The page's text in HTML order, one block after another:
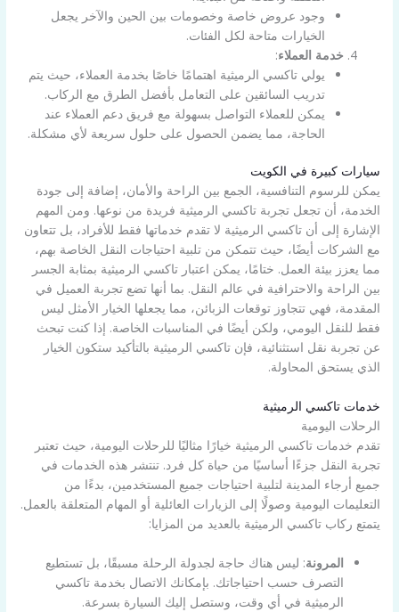
وجود عروض خاصة وخصومات بين الحين والآخر يجعل
الخيارات متاحة لكل الفئات.
خدمة العملاء:
يولي تاكسي الرميثية اهتمامًا خاصًا بخدمة العملاء، حيث يتم
تدريب السائقين على التعامل بأفضل الطرق مع الركاب.
يمكن للعملاء التواصل بسهولة مع فريق دعم العملاء عند
الحاجة، مما يضمن الحصول على حلول سريعة لأي مشكلة.
سيارات كبيرة في الكويت
يمكن للرسوم التنافسية، الجمع بين الراحة والأمان، إضافة إلى جودة
الخدمة، أن تجعل تجربة تاكسي الرميثية فريدة من نوعها. ومن المهم
الإشارة إلى أن تاكسي الرميثية لا تقدم خدماتها فقط للأفراد، بل تتعاون
مع الشركات أيضًا، حيث تتمكن من تلبية احتياجات النقل الخاصة بهم،
مما يعزز بيئة العمل. ختامًا، يمكن اعتبار تاكسي الرميثية بمثابة الجسر
بين الراحة والاحترافية في عالم النقل. بما أنها تضع تجربة العميل في
المقدمة، فهي تتجاوز توقعات الزبائن، مما يجعلها الخيار الأمثل ليس
فقط للنقل اليومي، ولكن أيضًا في المناسبات الخاصة. إذا كنت تبحث
عن تجربة نقل استثنائية، فإن تاكسي الرميثية بالتأكيد ستكون الخيار
الذي يستحق المحاولة.
خدمات تاكسي الرميثية
الرحلات اليومية
تقدم خدمات تاكسي الرميثية خيارًا مثاليًا للرحلات اليومية، حيث تعتبر
تجربة النقل جزءًا أساسيًا من حياة كل فرد. تنتشر هذه الخدمات في
جميع أرجاء المدينة لتلبية احتياجات جميع المستخدمين، بدءًا من
التعليمات اليومية وصولًا إلى الزيارات العائلية أو المهام المتعلقة بالعمل.
يتمتع ركاب تاكسي الرميثية بالعديد من المزايا:
المرونة: ليس هناك حاجة لجدولة الرحلة مسبقًا، بل تستطيع
التصرف حسب احتياجاتك. بإمكانك الاتصال بخدمة تاكسي
الرميثية في أي وقت، وستصل إليك السيارة بسرعة.